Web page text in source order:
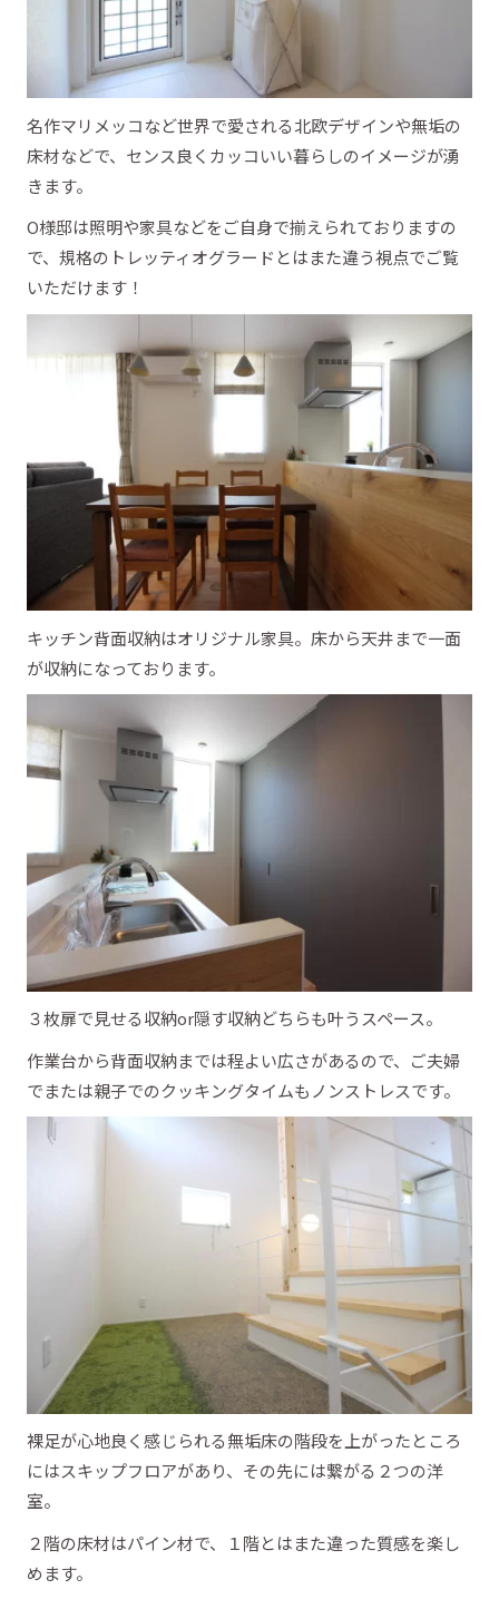
名作マリメッコなど世界で愛される北欧デザインや無垢の
床材などで、センス良くカッコいい暮らしのイメージが湧
きます。
O様邸は照明や家具などをご自身で揃えられておりますの
で、規格のトレッティオグラードとはまた違う視点でご覧
いただけます！
キッチン背面収納はオリジナル家具。床から天井まで一面
が収納になっております。
３枚扉で見せる収納or隠す収納どちらも叶うスペース。
作業台から背面収納までは程よい広さがあるので、ご夫婦
でまたは親子でのクッキングタイムもノンストレスです。
裸足が心地良く感じられる無垢床の階段を上がったところ
にはスキップフロアがあり、その先には繋がる２つの洋
室。
２階の床材はパイン材で、１階とはまた違った質感を楽し
めます。